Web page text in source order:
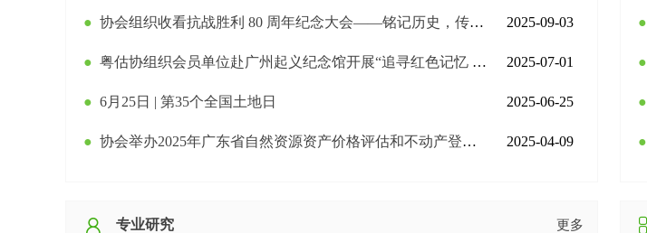
● 协会组织收看抗战胜利 80 周年纪念大会——铭记历史，传承精神 2025-09-03
● 粤估协组织会员单位赴广州起义纪念馆开展“追寻红色记忆 传承革命精神”主题教育活动 2025-07-01
● 6月25日 | 第35个全国土地日 2025-06-25
● 协会举办2025年广东省自然资源资产价格评估和不动产登记代理业务拓展培训班 2025-04-09
●
●
●
●
专业研究 更多